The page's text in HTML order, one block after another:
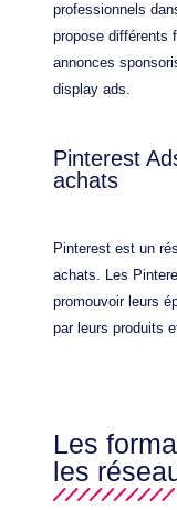
professionnels
propose différents
annonces
display ads.
Pinterest
achats
Pinterest est un
achats. Les
promouvoir leurs
par leurs produits
Les
les